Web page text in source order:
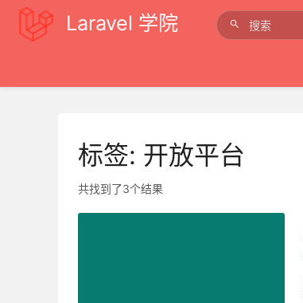
Laravel 学院
标签: 开放平台
共找到了3个结果